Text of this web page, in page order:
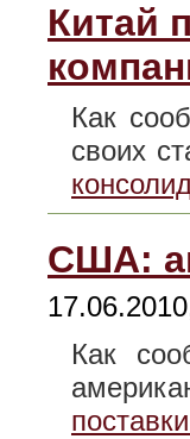
Китай
Как
своих
США:
Как